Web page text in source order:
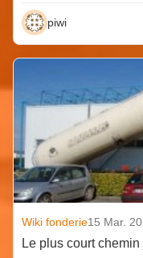
piwi
Wiki fonderie15 Mar.
Le plus court